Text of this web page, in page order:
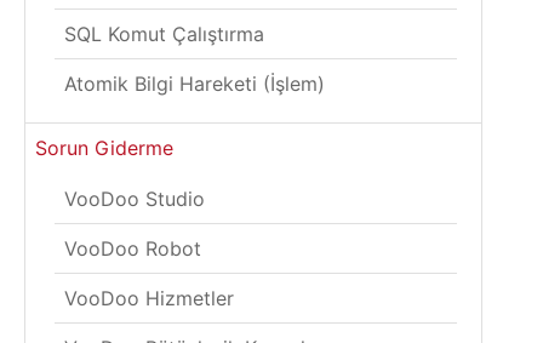
SQL Komut Çalıştırma
Atomik Bilgi Hareketi (İşlem)
Sorun Giderme
VooDoo Studio
VooDoo Robot
VooDoo Hizmetler